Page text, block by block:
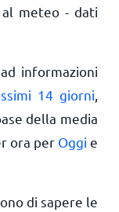
meteo - dati
informazioni
14 giorni
della media
ora per Oggi e
di sapere le